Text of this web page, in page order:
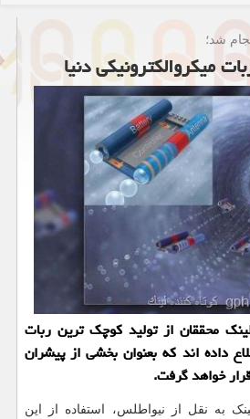
شد؛
میكروالكترونیكی دنیا
محققان از تولید كوچك ترین ربات
داده اند كه بعنوان بخشی از پیشران
خواهد گرفت.
به نقل از نیواطلس، استفاده از این